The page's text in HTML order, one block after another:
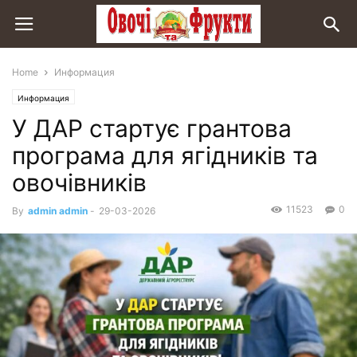
Home Информация
Информация
У ДАР стартує грантова
програма для ягідників та
овочівників
By admin admin - 29-03-2026 0
11523